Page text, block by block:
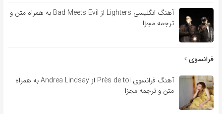
آهنگ انگلیسی Lighters از Bad Meets Evil به همراه متن و
ترجمه مجزا
فرانسوی
آهنگ فرانسوی Près de toi از Andrea Lindsay به همراه
متن و ترجمه مجزا